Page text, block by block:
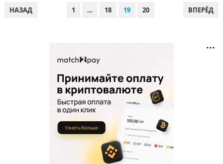
ПАГИНАЦИЯ
НАЗАД 1 … 18 19 20 ВПЕРЁД